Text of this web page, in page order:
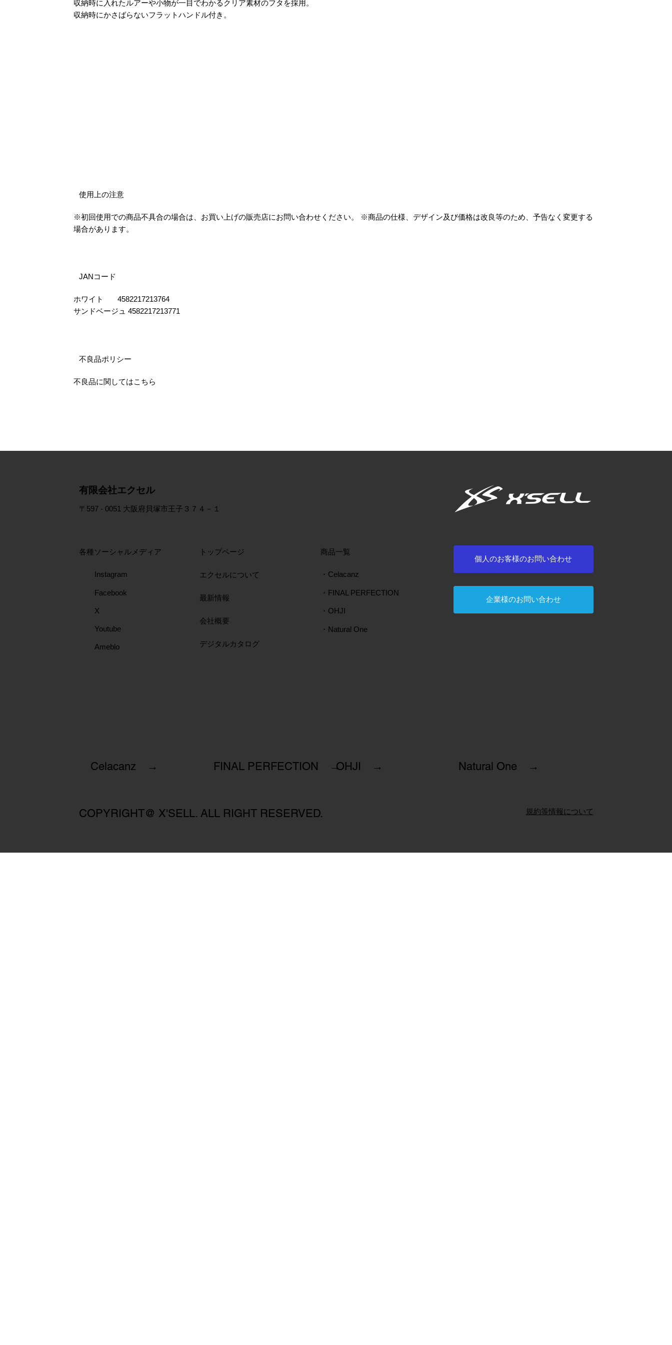
収納時に入れたルアーや小物が一目でわかるクリア素材のフタを採用。
収納時にかさばらないフラットハンドル付き。
使用上の注意
※初回使用での商品不具合の場合は、お買い上げの販売店にお問い合わせください。 ※商品の仕様、デザイン及び価格は改良等のため、予告なく変更する
場合があります。
JANコード
ホワイト 4582217213764
サンドベージュ 4582217213771
不良品ポリシー
不良品に関してはこちら
​有限会社エクセル
〒597 - 0051 大阪府貝塚市王子３７４－１
各種ソーシャルメディア
Instagram
Facebook
X
Youtube
Ameblo
トップページ
エクセルについて
最新情報
会社概要
​デジタルカタログ
​商品一覧
・Celacanz
・FINAL PERFECTION
・OHJI
・Natural One
Celacanz → FINAL PERFECTION →OHJI → Natural One →
COPYRIGHT@ X'SELL. ALL RIGHT RESERVED.
個人のお客様のお問い合わせ
企業様のお問い合わせ
規約等情報について